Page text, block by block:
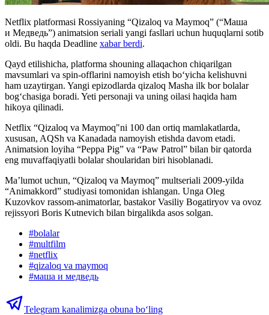
Netflix platformasi Rossiyaning “Qizaloq va Maymoq” (“Маша
и Медведь”) animatsion seriali yangi fasllari uchun huquqlarni sotib
oldi. Bu haqda Deadline xabar berdi.
Qayd etilishicha, platforma shouning allaqachon chiqarilgan
mavsumlari va spin-offlarini namoyish etish bo‘yicha kelishuvni
ham uzaytirgan. Yangi epizodlarda qizaloq Masha ilk bor bolalar
bog‘chasiga boradi. Yeti personaji va uning oilasi haqida ham
hikoya qilinadi.
Netflix “Qizaloq va Maymoq"ni 100 dan ortiq mamlakatlarda,
xususan, AQSh va Kanadada namoyish etishda davom etadi.
Animatsion loyiha “Peppa Pig” va “Paw Patrol” bilan bir qatorda
eng muvaffaqiyatli bolalar shoularidan biri hisoblanadi.
Ma’lumot uchun, “Qizaloq va Maymoq” multseriali 2009-yilda
“Animakkord” studiyasi tomonidan ishlangan. Unga Oleg
Kuzovkov rassom-animatorlar, bastakor Vasiliy Bogatiryov va ovoz
rejissyori Boris Kutnevich bilan birgalikda asos solgan.
#bolalar
#multfilm
#netflix
#qizaloq va maymoq
#маша и медведь
Telegram kanalimizga obuna bo‘ling